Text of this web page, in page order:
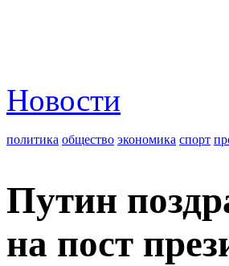
Новости
политика общество экономика спорт
Путин
на пост